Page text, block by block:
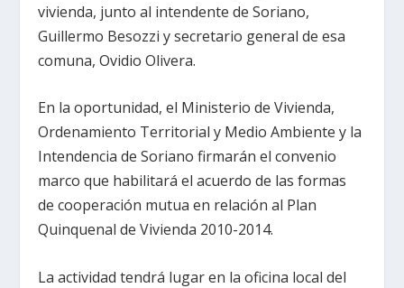
vivienda, junto al intendente de Soriano,
Guillermo Besozzi y secretario general de esa
comuna, Ovidio Olivera.
En la oportunidad, el Ministerio de Vivienda,
Ordenamiento Territorial y Medio Ambiente y la
Intendencia de Soriano firmarán el convenio
marco que habilitará el acuerdo de las formas
de cooperación mutua en relación al Plan
Quinquenal de Vivienda 2010-2014.
La actividad tendrá lugar en la oficina local del